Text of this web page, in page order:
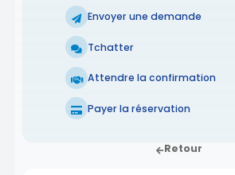
Envoyer une demande
Tchatter
Attendre la confirmation
Payer la réservation
Retour